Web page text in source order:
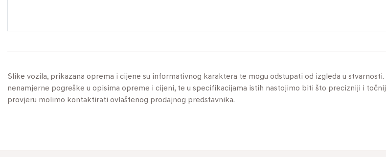
Slike vozila, prikazana oprema i cijene su informativnog karaktera te mogu odstupati od izgleda u stvarnosti.
nenamjerne pogreške u opisima opreme i cijeni, te u specifikacijama istih nastojimo biti što precizniji i
provjeru molimo kontaktirati ovlaštenog prodajnog predstavnika.